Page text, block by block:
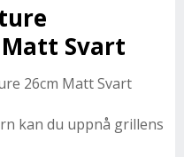
Svart
26cm Matt Svart
kan du uppnå grillens